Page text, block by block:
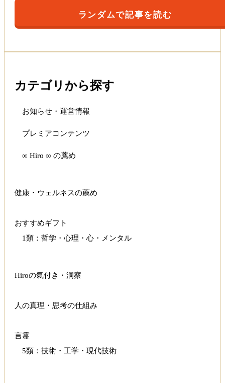
ランダムで記事を読む
カテゴリから探す
お知らせ・運営情報
プレミアコンテンツ
∞ Hiro ∞ の薦め
健康・ウェルネスの薦め
おすすめギフト
1類：哲学・心理・心・メンタル
Hiroの氣付き・洞察
人の真理・思考の仕組み
言霊
5類：技術・工学・現代技術